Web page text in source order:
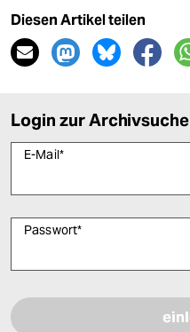
Diesen Artikel teilen
Login zur Archivsuche
E-Mail*
Passwort*